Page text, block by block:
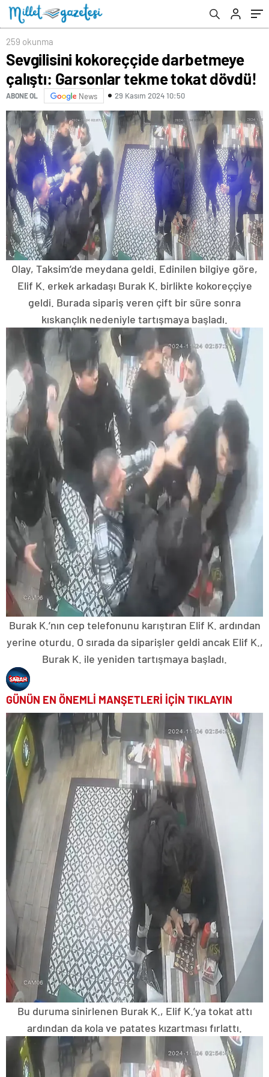
259 okunma
Sevgilisini kokoreççide darbetmeye
çalıştı: Garsonlar tekme tokat dövdü!
ABONE OL News 29 Kasım 2024 10:50
Olay, Taksim’de meydana geldi. Edinilen bilgiye göre,
Elif K. erkek arkadaşı Burak K. birlikte kokoreççiye
geldi. Burada sipariş veren çift bir süre sonra
kıskançlık nedeniyle tartışmaya başladı.
Burak K.’nın cep telefonunu karıştıran Elif K. ardından
yerine oturdu. O sırada da siparişler geldi ancak Elif K.,
Burak K. ile yeniden tartışmaya başladı.
GÜNÜN EN ÖNEMLİ MANŞETLERİ İÇİN TIKLAYIN
Bu duruma sinirlenen Burak K., Elif K.’ya tokat attı
ardından da kola ve patates kızartması fırlattı.